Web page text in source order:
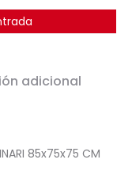
adicional
85x75x75 CM